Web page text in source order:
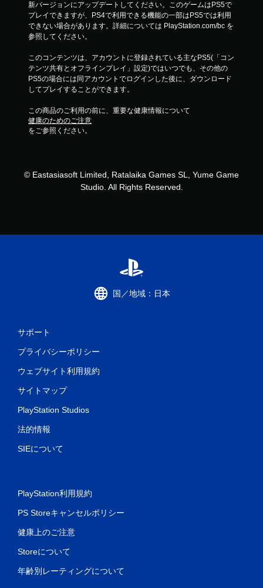
新バージョンにアップデートしてください。このゲームはPS5で
プレイできますが、PS4で利用できる機能の一部はPS5では利用
できない場合があります。詳細については PlayStation.com/bc を
参照してください。
このコンテンツは、アカウントに登録されている主なPS5(「コン
テンツ共有とオフラインプレイ」設定)ではいつでも、その他の
PS5の場合には同アカウントでログインした後に、ダウンロード
してプレイすることができます。
この商品のご利用の前に、重要な健康情報について
健康のためのご注意
をご参照ください。
© Eastasiasoft Limited, Ratalaika Games SL, Yume Game
Studio. All Rights Reserved.
国／地域：日本
サポート
プライバシーポリシー
ウェブサイト利用規約
サイトマップ
PlayStation Studios
法的情報
SIEについて
PlayStation利用規約
PS Storeキャンセルポリシー
健康上のご注意
Storeについて
年齢別レーティングについて